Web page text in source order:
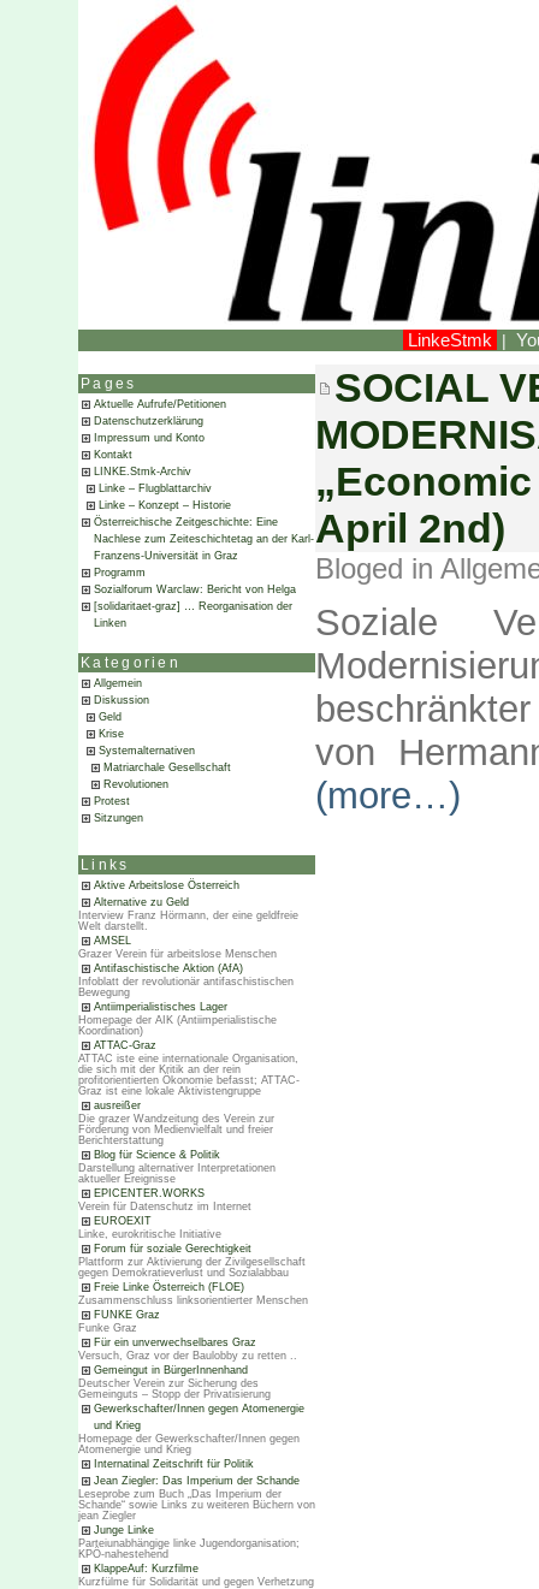
LinkeStmk |
Pages
Aktuelle Aufrufe/Petitionen
Datenschutzerklärung
Impressum und Konto
Kontakt
LINKE.Stmk-Archiv
Linke – Flugblattarchiv
Linke – Konzept – Historie
Österreichische Zeitgeschichte: Eine
Nachlese zum Zeiteschichtetag an der Karl-
Franzens-Universität in Graz
Programm
Sozialforum Warclaw: Bericht von Helga
[solidaritaet-graz] … Reorganisation der
Linken
Kategorien
Allgemein
Diskussion
Geld
Krise
Systemalternativen
Matriarchale Gesellschaft
Revolutionen
Protest
Sitzungen
Links
Aktive Arbeitslose Österreich
Alternative zu Geld
Interview Franz Hörmann, der eine geldfreie
Welt darstellt.
AMSEL
Grazer Verein für arbeitslose Menschen
Antifaschistische Aktion (AfA)
Infoblatt der revolutionär antifaschistischen
Bewegung
Antiimperialistisches Lager
Homepage der AIK (Antiimperialistische
Koordination)
ATTAC-Graz
ATTAC iste eine internationale Organisation,
die sich mit der Kritik an der rein
profitorientierten Ökonomie befasst; ATTAC-
Graz ist eine lokale Aktivistengruppe
ausreißer
Die grazer Wandzeitung des Verein zur
Förderung von Medienvielfalt und freier
Berichterstattung
Blog für Science & Politik
Darstellung alternativer Interpretationen
aktueller Ereignisse
EPICENTER.WORKS
Verein für Datenschutz im Internet
EUROEXIT
Linke, eurokritische Initiative
Forum für soziale Gerechtigkeit
Plattform zur Aktivierung der Zivilgesellschaft
gegen Demokratieverlust und Sozialabbau
Freie Linke Österreich (FLOE)
Zusammenschluss linksorientierter Menschen
FUNKE Graz
Funke Graz
Für ein unverwechselbares Graz
Versuch, Graz vor der Baulobby zu retten ..
Gemeingut in BürgerInnenhand
Deutscher Verein zur Sicherung des
Gemeinguts – Stopp der Privatisierung
Gewerkschafter/Innen gegen Atomenergie
und Krieg
Homepage der Gewerkschafter/Innen gegen
Atomenergie und Krieg
Internatinal Zeitschrift für Politik
Jean Ziegler: Das Imperium der Schande
Leseprobe zum Buch „Das Imperium der
Schande“ sowie Links zu weiteren Büchern von
jean Ziegler
Junge Linke
Parteiunabhängige linke Jugendorganisation;
KPÖ-nahestehend
KlappeAuf: Kurzfilme
Kurzfülme für Solidarität und gegen Verhetzung
SOCIAL
April 2nd)
Bloged in
Soziale
von
(more…)